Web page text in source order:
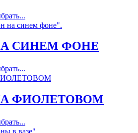
СИНЕМ ФОНЕ
ФИОЛЕТОВОМ